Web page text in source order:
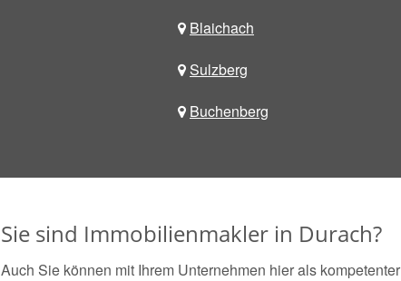
Blaichach
Sulzberg
Buchenberg
Sie sind Immobilienmakler in Durach?
Auch Sie können mit Ihrem Unternehmen hier als kompetenter